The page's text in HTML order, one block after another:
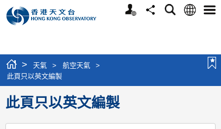
個
分
搜
語
選
> 天氣 > 航空天氣
>
此頁只以英文編製
此頁只以英文編製